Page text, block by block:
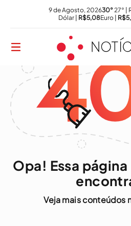
9 de Agosto, 202630°27° |
Dólar | R$5,08Euro |
Opa! Essa
Veja mais conteúdos